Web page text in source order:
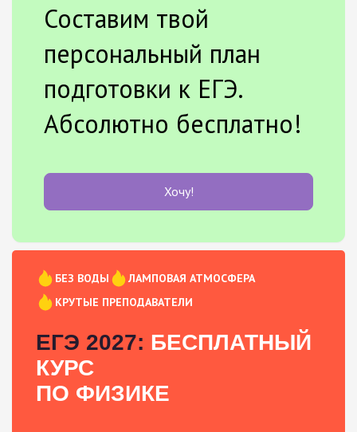
Составим твой
персональный план
подготовки к ЕГЭ.
Абсолютно бесплатно!
Хочу!
БЕЗ ВОДЫ
ЛАМПОВАЯ АТМОСФЕРА
КРУТЫЕ ПРЕПОДАВАТЕЛИ
ЕГЭ 2027: БЕСПЛАТНЫЙ
КУРС
ПО ФИЗИКЕ